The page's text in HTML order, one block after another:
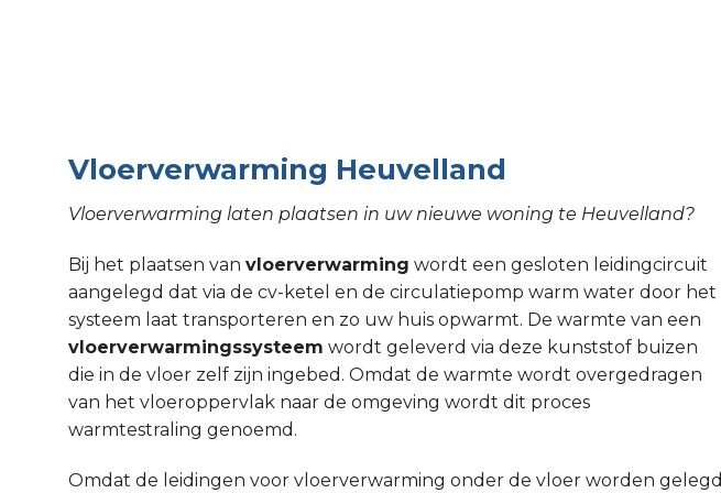
Vloerverwarming Heuvelland
Vloerverwarming laten plaatsen in uw nieuwe woning te Heuvelland?
Bij het plaatsen van vloerverwarming wordt een gesloten leidingcircuit
aangelegd dat via de cv-ketel en de circulatiepomp warm water door het
systeem laat transporteren en zo uw huis opwarmt. De warmte van een
vloerverwarmingssysteem wordt geleverd via deze kunststof buizen
die in de vloer zelf zijn ingebed. Omdat de warmte wordt overgedragen
van het vloeroppervlak naar de omgeving wordt dit proces
warmtestraling genoemd.
Omdat de leidingen voor vloerverwarming onder de vloer worden gelegd